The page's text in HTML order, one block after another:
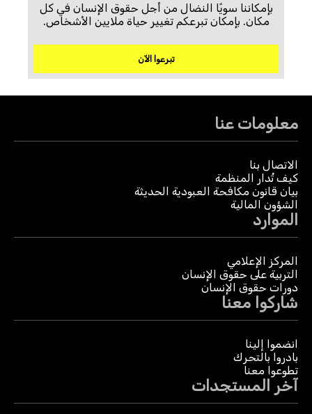
بإمكاننا سويًا النضال من أجل حقوق الإنسان في كل
مكان. بإمكان تبرعكم تغيير حياة ملايين الأشخاص.
تبرعوا الآن
معلومات عنا
الاتصال بنا
كيف تُدار المنظمة
بيان قانون مكافحة العبودية الحديثة
الشؤون المالية
الموارد
المركز الإعلامي
التربية على حقوق الإنسان
دورات حقوق الإنسان
شاركوا معنا
انضموا إلينا
بادروا بالتحرك
تطوعوا معنا
آخر المستجدات